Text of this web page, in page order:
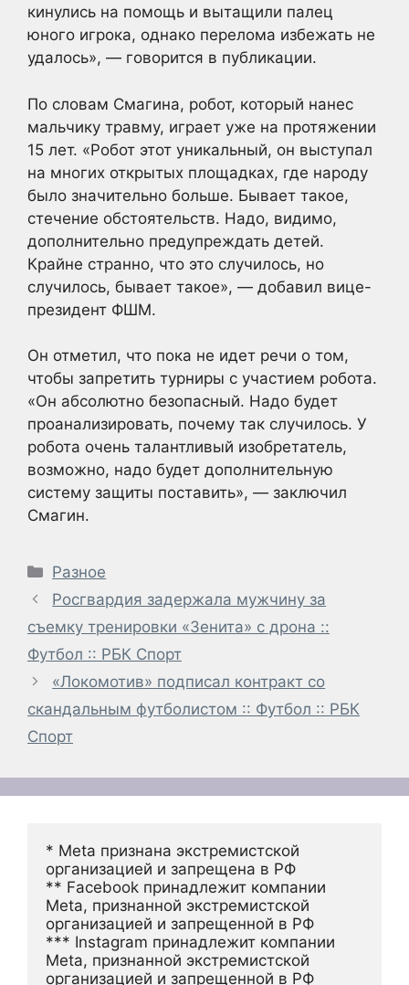
кинулись на помощь и вытащили палец
юного игрока, однако перелома избежать не
удалось», — говорится в публикации.
По словам Смагина, робот, который нанес
мальчику травму, играет уже на протяжении
15 лет. «Робот этот уникальный, он выступал
на многих открытых площадках, где народу
было значительно больше. Бывает такое,
стечение обстоятельств. Надо, видимо,
дополнительно предупреждать детей.
Крайне странно, что это случилось, но
случилось, бывает такое», — добавил вице-
президент ФШМ.
Он отметил, что пока не идет речи о том,
чтобы запретить турниры с участием робота.
«Он абсолютно безопасный. Надо будет
проанализировать, почему так случилось. У
робота очень талантливый изобретатель,
возможно, надо будет дополнительную
систему защиты поставить», — заключил
Смагин.
Рубрики
Разное
Росгвардия задержала мужчину за
съемку тренировки «Зенита» с дрона ::
Футбол :: РБК Спорт
«Локомотив» подписал контракт со
скандальным футболистом :: Футбол :: РБК
Спорт
* Meta признана экстремистской
организацией и запрещена в РФ
** Facebook принадлежит компании
Meta, признанной экстремистской
организацией и запрещенной в РФ
*** Instagram принадлежит компании
Meta, признанной экстремистской
организацией и запрещенной в РФ